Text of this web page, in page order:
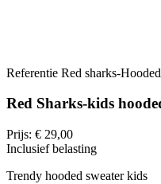
Referentie Red sharks-
Red Sharks-kids
Prijs: € 29,00
Inclusief belasting
Trendy hooded sweater kids